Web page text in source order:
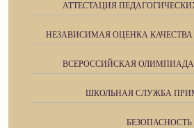
АТТЕСТАЦИЯ
НЕЗАВИСИМАЯ ОЦЕНКА
ВСЕРОССИЙСКАЯ
ШКОЛЬНАЯ СЛУЖБА
БЕЗОПАСНОСТЬ